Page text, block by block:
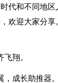
代和不同地
欢迎大家分享
翔。
，成长助推器。